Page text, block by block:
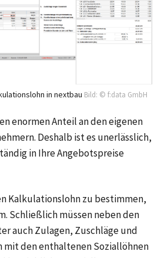
in nextbau Bild: © f:data GmbH
enormen Anteil an den eigenen
Deshalb ist es unerlässlich,
in Ihre Angebotspreise
Kalkulationslohn zu bestimmen,
Schließlich müssen neben den
auch Zulagen, Zuschläge und
mit den enthaltenen Soziallöhnen